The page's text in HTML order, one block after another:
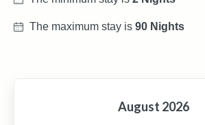
The maximum stay is 90 Nights
August 2026